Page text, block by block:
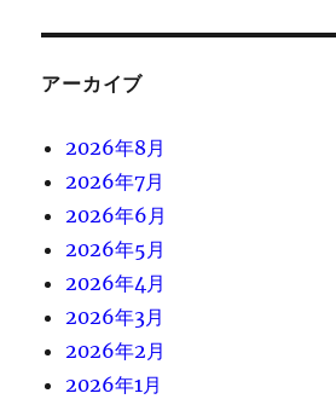
アーカイブ
2026年8月
2026年7月
2026年6月
2026年5月
2026年4月
2026年3月
2026年2月
2026年1月